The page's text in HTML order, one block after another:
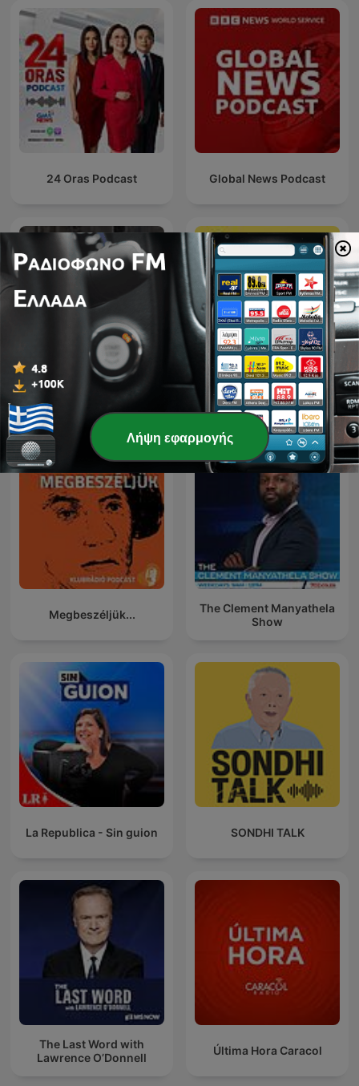
24 Oras Podcast Global News Podcast
Forklart
Megbeszéljük...
The Clement Manyathela
Show
La Republica - Sin guion SONDHI TALK
The Last Word with
Lawrence O’Donnell
Última Hora Caracol
Λήψη εφαρμογής